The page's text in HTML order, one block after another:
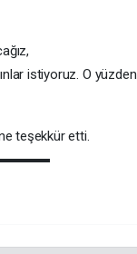
istiyoruz. O yüzden
teşekkür etti.